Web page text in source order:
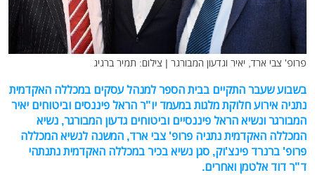
פרופ' צבי ארד, יאיר וגדעון המבורגר | צילום: תמיר ברגיג
בשבוע שעבר התקיים בבית הספר למנהל עסקים במכללה האקדמית
נתניה אירוע חלוקת מלגות במעמד יו"ר הראל פיננסים וביטוחים יאיר
המבורגר ונשיא הראל פיננסיים וביטוחים גדעון המבורגר, נשיא
המכללה האקדמית נתניה פרופ' צבי ארד, המשנה לנשיא המכללה
פרופ' ברנרד פינצ'וק, סגן נשיא בכיר במכללה האקדמית נתנתהי
ד"ר דוד אלטמן ואחרים.